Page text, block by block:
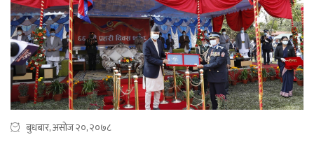
बुधबार, असोज २०, २०७८